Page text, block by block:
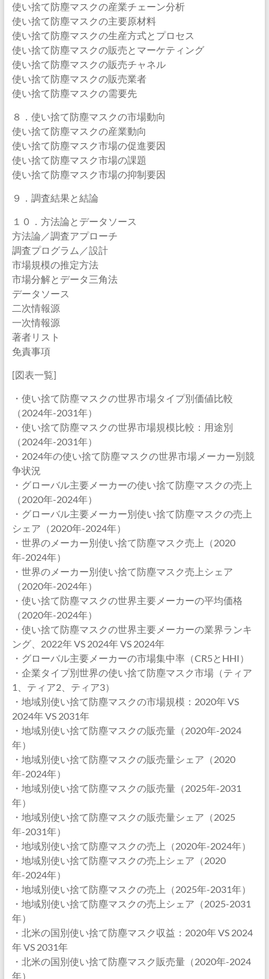
使い捨て防塵マスクの産業チェーン分析
使い捨て防塵マスクの主要原材料
使い捨て防塵マスクの生産方式とプロセス
使い捨て防塵マスクの販売とマーケティング
使い捨て防塵マスクの販売チャネル
使い捨て防塵マスクの販売業者
使い捨て防塵マスクの需要先
８．使い捨て防塵マスクの市場動向
使い捨て防塵マスクの産業動向
使い捨て防塵マスク市場の促進要因
使い捨て防塵マスク市場の課題
使い捨て防塵マスク市場の抑制要因
９．調査結果と結論
１０．方法論とデータソース
方法論／調査アプローチ
調査プログラム／設計
市場規模の推定方法
市場分解とデータ三角法
データソース
二次情報源
一次情報源
著者リスト
免責事項
[図表一覧]
・使い捨て防塵マスクの世界市場タイプ別価値比較
（2024年-2031年）
・使い捨て防塵マスクの世界市場規模比較：用途別
（2024年-2031年）
・2024年の使い捨て防塵マスクの世界市場メーカー別競
争状況
・グローバル主要メーカーの使い捨て防塵マスクの売上
（2020年-2024年）
・グローバル主要メーカー別使い捨て防塵マスクの売上
シェア（2020年-2024年）
・世界のメーカー別使い捨て防塵マスク売上（2020
年-2024年）
・世界のメーカー別使い捨て防塵マスク売上シェア
（2020年-2024年）
・使い捨て防塵マスクの世界主要メーカーの平均価格
（2020年-2024年）
・使い捨て防塵マスクの世界主要メーカーの業界ランキ
ング、2022年 VS 2024年 VS 2024年
・グローバル主要メーカーの市場集中率（CR5とHHI）
・企業タイプ別世界の使い捨て防塵マスク市場（ティア
1、ティア2、ティア3）
・地域別使い捨て防塵マスクの市場規模：2020年 VS
2024年 VS 2031年
・地域別使い捨て防塵マスクの販売量（2020年-2024
年）
・地域別使い捨て防塵マスクの販売量シェア（2020
年-2024年）
・地域別使い捨て防塵マスクの販売量（2025年-2031
年）
・地域別使い捨て防塵マスクの販売量シェア（2025
年-2031年）
・地域別使い捨て防塵マスクの売上（2020年-2024年）
・地域別使い捨て防塵マスクの売上シェア（2020
年-2024年）
・地域別使い捨て防塵マスクの売上（2025年-2031年）
・地域別使い捨て防塵マスクの売上シェア（2025-2031
年）
・北米の国別使い捨て防塵マスク収益：2020年 VS 2024
年 VS 2031年
・北米の国別使い捨て防塵マスク販売量（2020年-2024
年）